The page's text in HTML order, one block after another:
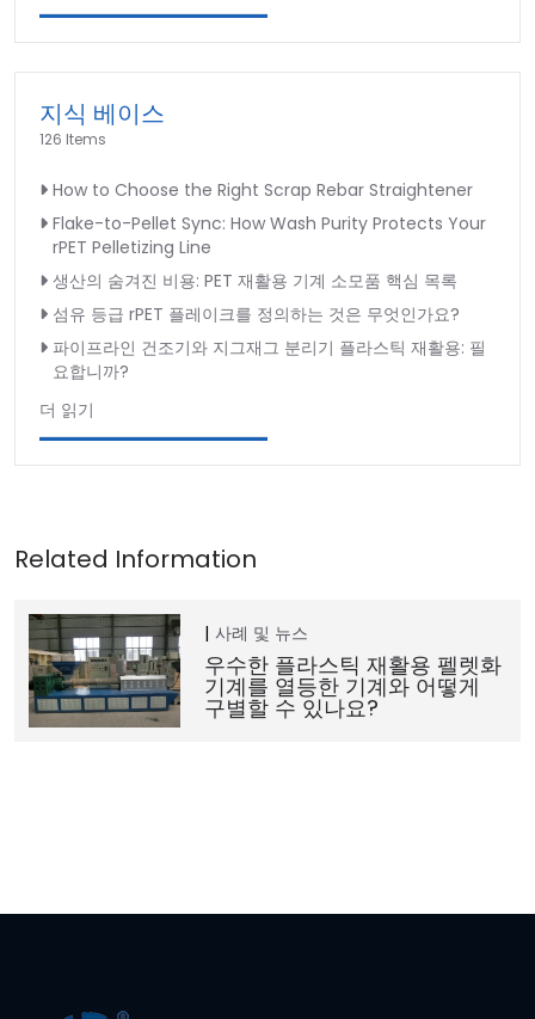
지식 베이스
126 Items
How to Choose the Right Scrap Rebar Straightener
Flake-to-Pellet Sync: How Wash Purity Protects Your
rPET Pelletizing Line
생산의 숨겨진 비용: PET 재활용 기계 소모품 핵심 목록
섬유 등급 rPET 플레이크를 정의하는 것은 무엇인가요?
파이프라인 건조기와 지그재그 분리기 플라스틱 재활용: 필
요합니까?
더 읽기
사례 및 뉴스
우수한 플라스틱 재활용 펠렛화
기계를 열등한 기계와 어떻게
구별할 수 있나요?